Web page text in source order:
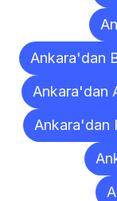
Ankara'dan
Ankara'dan
Ankara'dan